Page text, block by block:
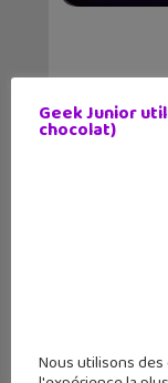
Geek Junior
chocolat)
Nous utilisons